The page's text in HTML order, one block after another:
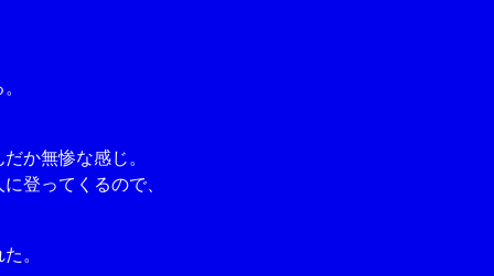
か無惨な感じ。
登ってくるので、
。